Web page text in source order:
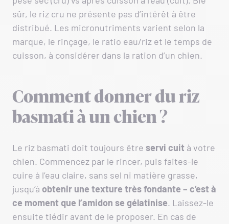
sûr, le riz cru ne présente pas d’intérêt à être
distribué. Les micronutriments varient selon la
marque, le rinçage, le ratio eau/riz et le temps de
cuisson, à considérer dans la ration d’un chien.
Comment donner du riz
basmati à un chien ?
Le riz basmati doit toujours être servi cuit à votre
chien. Commencez par le rincer, puis faites-le
cuire à l’eau claire, sans sel ni matière grasse,
jusqu’à obtenir une texture très fondante – c’est à
ce moment que l’amidon se gélatinise. Laissez-le
ensuite tiédir avant de le proposer. En cas de